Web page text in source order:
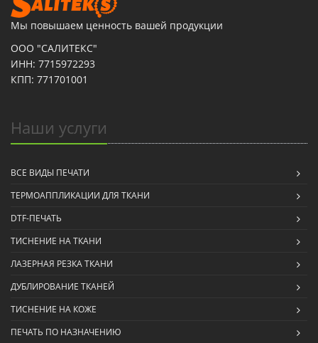
Мы повышаем ценность вашей продукции
ООО "САЛИТЕКС"
ИНН: 7715972293
КПП: 771701001
Наши услуги
ВСЕ ВИДЫ ПЕЧАТИ
ТЕРМОАППЛИКАЦИИ ДЛЯ ТКАНИ
DTF-ПЕЧАТЬ
ТИСНЕНИЕ НА ТКАНИ
ЛАЗЕРНАЯ РЕЗКА ТКАНИ
ДУБЛИРОВАНИЕ ТКАНЕЙ
ТИСНЕНИЕ НА КОЖЕ
ПЕЧАТЬ ПО НАЗНАЧЕНИЮ